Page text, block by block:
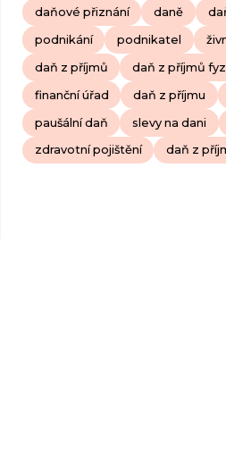
daňové přiznání daně
podnikání podnikatel
daň z příjmů daň z příjmů
finanční úřad daň z příjmu
paušální daň slevy na dani
zdravotní pojištění daň z